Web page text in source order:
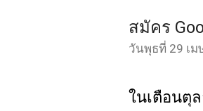
สมัคร
วันพุธที่ 29 เม
ในเตือนตุล